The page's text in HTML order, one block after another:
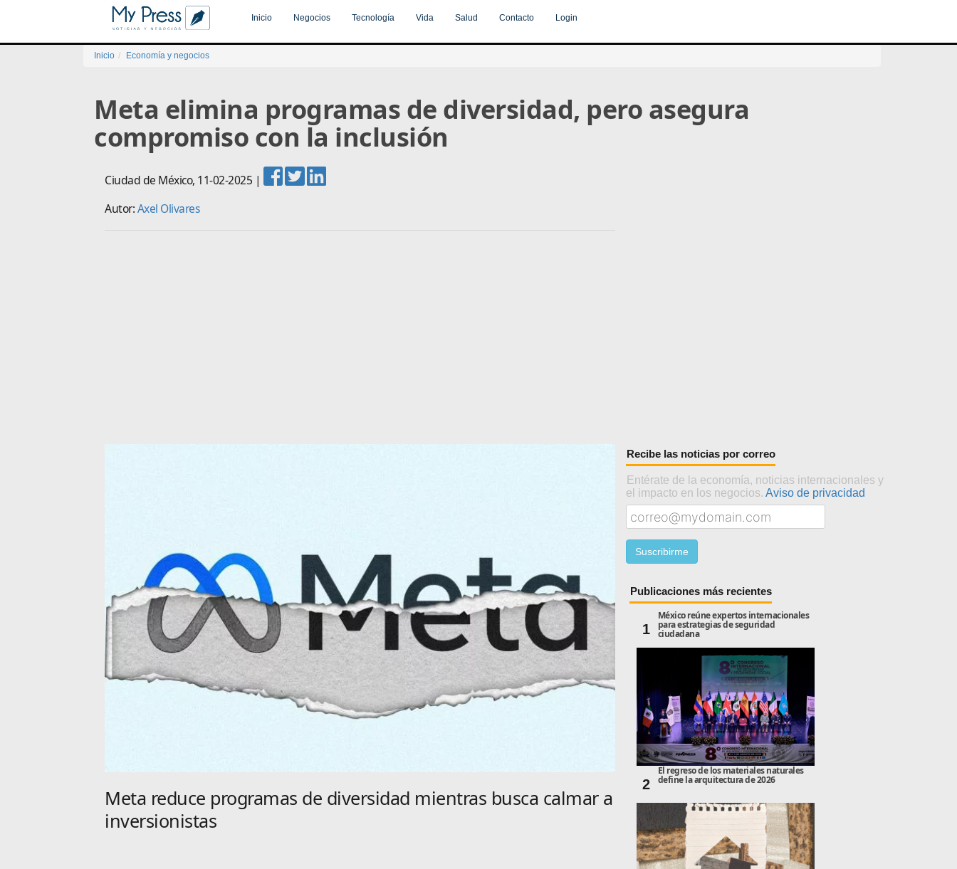
Inicio Negocios Tecnología Vida Salud Contacto Login
Inicio Economía y negocios
Meta elimina programas de diversidad, pero asegura
compromiso con la inclusión
Ciudad de México, 11-02-2025 |
Autor:Axel Olivares
Meta reduce programas de diversidad mientras busca calmar a
inversionistas
Recibe las noticias por correo
Entérate de la economía, noticias internacionales y
el impacto en los negocios. Aviso de privacidad
Publicaciones más recientes
1
México reúne expertos internacionales
para estrategias de seguridad
ciudadana
2
El regreso de los materiales naturales
define la arquitectura de 2026